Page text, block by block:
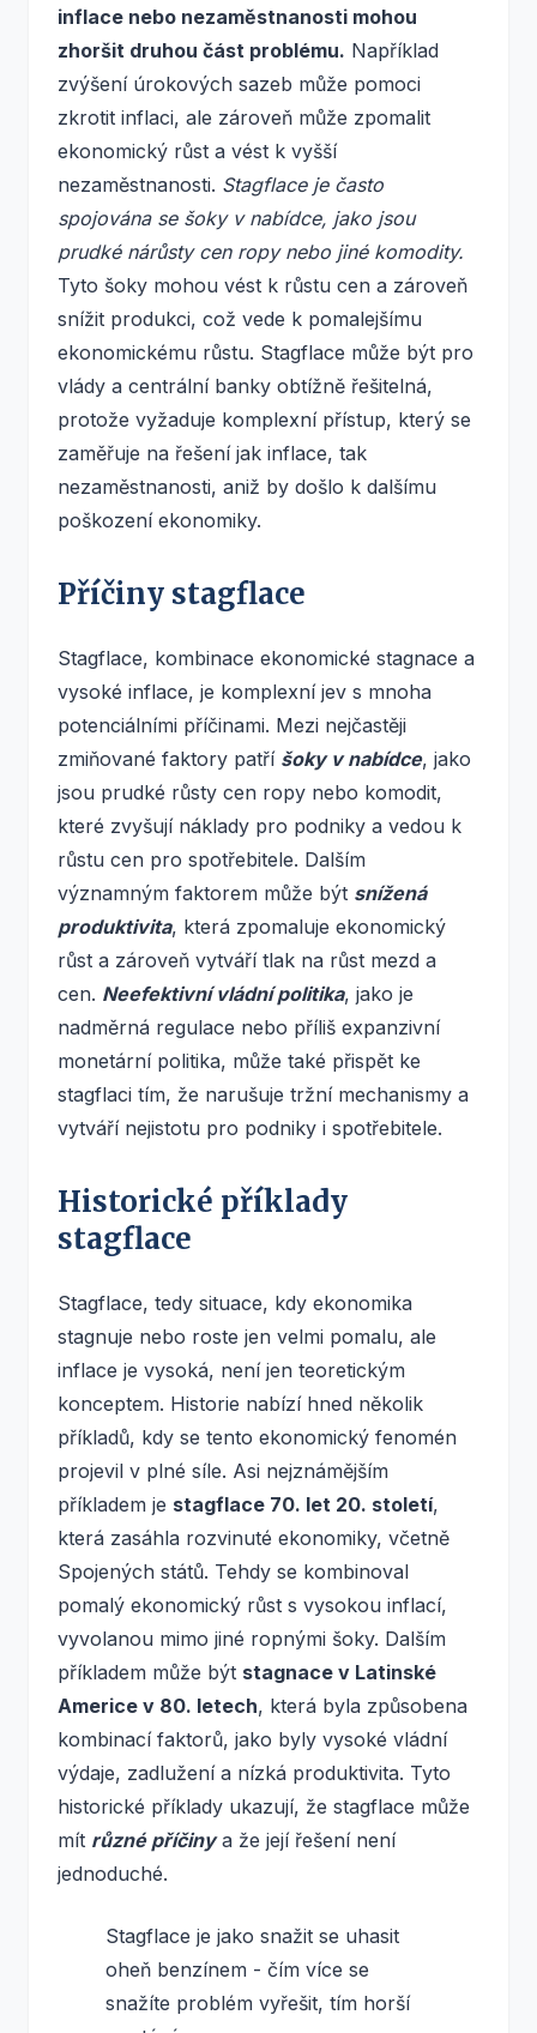
inflace nebo nezaměstnanosti mohou
zhoršit druhou část problému. Například
zvýšení úrokových sazeb může pomoci
zkrotit inflaci, ale zároveň může zpomalit
ekonomický růst a vést k vyšší
nezaměstnanosti. Stagflace je často
spojována se šoky v nabídce, jako jsou
prudké nárůsty cen ropy nebo jiné komodity.
Tyto šoky mohou vést k růstu cen a zároveň
snížit produkci, což vede k pomalejšímu
ekonomickému růstu. Stagflace může být pro
vlády a centrální banky obtížně řešitelná,
protože vyžaduje komplexní přístup, který se
zaměřuje na řešení jak inflace, tak
nezaměstnanosti, aniž by došlo k dalšímu
poškození ekonomiky.
Příčiny stagflace
Stagflace, kombinace ekonomické stagnace a
vysoké inflace, je komplexní jev s mnoha
potenciálními příčinami. Mezi nejčastěji
zmiňované faktory patří šoky v nabídce, jako
jsou prudké růsty cen ropy nebo komodit,
které zvyšují náklady pro podniky a vedou k
růstu cen pro spotřebitele. Dalším
významným faktorem může být snížená
produktivita, která zpomaluje ekonomický
růst a zároveň vytváří tlak na růst mezd a
cen. Neefektivní vládní politika, jako je
nadměrná regulace nebo příliš expanzivní
monetární politika, může také přispět ke
stagflaci tím, že narušuje tržní mechanismy a
vytváří nejistotu pro podniky i spotřebitele.
Historické příklady
stagflace
Stagflace, tedy situace, kdy ekonomika
stagnuje nebo roste jen velmi pomalu, ale
inflace je vysoká, není jen teoretickým
konceptem. Historie nabízí hned několik
příkladů, kdy se tento ekonomický fenomén
projevil v plné síle. Asi nejznámějším
příkladem je stagflace 70. let 20. století,
která zasáhla rozvinuté ekonomiky, včetně
Spojených států. Tehdy se kombinoval
pomalý ekonomický růst s vysokou inflací,
vyvolanou mimo jiné ropnými šoky. Dalším
příkladem může být stagnace v Latinské
Americe v 80. letech, která byla způsobena
kombinací faktorů, jako byly vysoké vládní
výdaje, zadlužení a nízká produktivita. Tyto
historické příklady ukazují, že stagflace může
mít různé příčinya že její řešení není
jednoduché.
Stagflace je jako snažit se uhasit
oheň benzínem - čím více se
snažíte problém vyřešit, tím horší